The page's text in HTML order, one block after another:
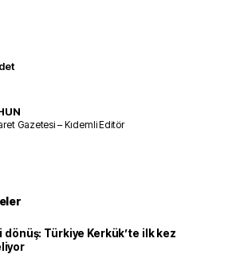
Gazetesi – Kıdemli Editör
dönüş: Türkiye Kerkük’te ilk kez